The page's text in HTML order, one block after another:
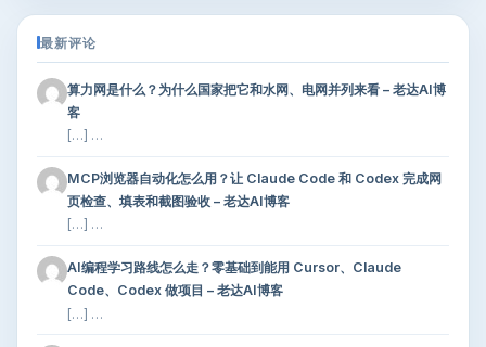
最新评论
算力网是什么？为什么国家把它和水网、电网并列来看 – 老达AI博
客
[…] …
MCP浏览器自动化怎么用？让 Claude Code 和 Codex 完成网
页检查、填表和截图验收 – 老达AI博客
[…] …
AI编程学习路线怎么走？零基础到能用 Cursor、Claude
Code、Codex 做项目 – 老达AI博客
[…] …